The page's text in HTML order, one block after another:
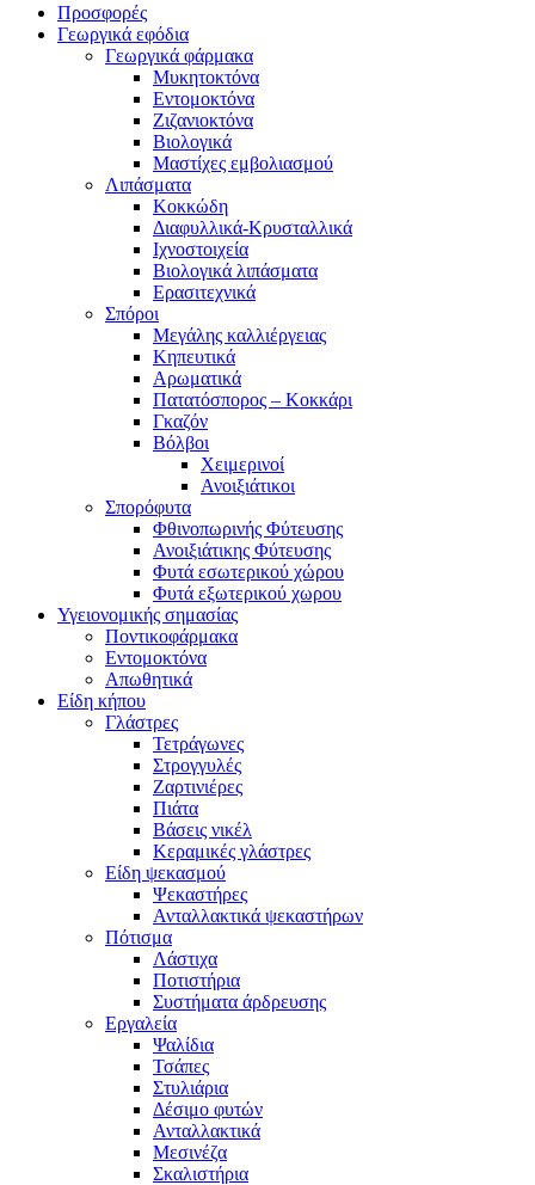
Προσφορές
Γεωργικά εφόδια
Γεωργικά φάρμακα
Μυκητοκτόνα
Εντομοκτόνα
Ζιζανιοκτόνα
Βιολογικά
Μαστίχες εμβολιασμού
Λιπάσματα
Κοκκώδη
Διαφυλλικά-Κρυσταλλικά
Ιχνοστοιχεία
Βιολογικά λιπάσματα
Ερασιτεχνικά
Σπόροι
Μεγάλης καλλιέργειας
Κηπευτικά
Αρωματικά
Πατατόσπορος – Κοκκάρι
Γκαζόν
Βόλβοι
Χειμερινοί
Ανοιξιάτικοι
Σπορόφυτα
Φθινοπωρινής Φύτευσης
Ανοιξιάτικης Φύτευσης
Φυτά εσωτερικού χώρου
Φυτά εξωτερικού χωρου
Υγειονομικής σημασίας
Ποντικοφάρμακα
Εντομοκτόνα
Απωθητικά
Είδη κήπου
Γλάστρες
Τετράγωνες
Στρογγυλές
Ζαρτινιέρες
Πιάτα
Βάσεις νικέλ
Κεραμικές γλάστρες
Είδη ψεκασμού
Ψεκαστήρες
Ανταλλακτικά ψεκαστήρων
Πότισμα
Λάστιχα
Ποτιστήρια
Συστήματα άρδρευσης
Εργαλεία
Ψαλίδια
Τσάπες
Στυλιάρια
Δέσιμο φυτών
Ανταλλακτικά
Μεσινέζα
Σκαλιστήρια